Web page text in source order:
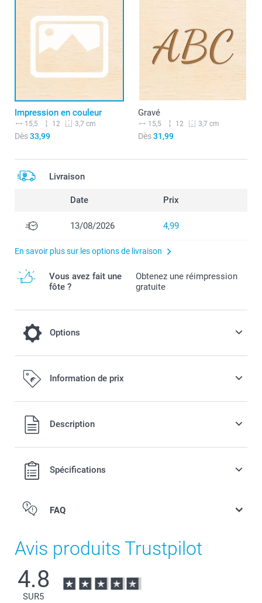
Impression en couleur
15,5 12 3,7 cm
Dès33,99
Gravé
15,5 12 3,7 cm
Dès31,99
Livraison
Date Prix
13/08/2026 4,99
En savoir plus sur les options de livraison
Vous avez fait une
fôte ?
Obtenez une réimpression
gratuite
Options
Fleurs séchées
13,00 / pièce
Information de prix
Tous les prix sont en EURO (€), TVA incluse et hors frais de
port.
Description
Spécifications
FAQ
Avis produits Trustpilot
4.8
SUR5